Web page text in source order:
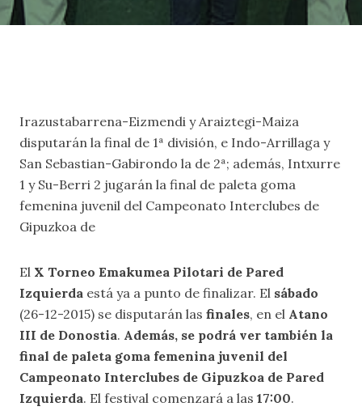
Irazustabarrena-Eizmendi y Araiztegi-Maiza
disputarán la final de 1ª división, e Indo-Arrillaga y
San Sebastian-Gabirondo la de 2ª; además, Intxurre
1 y Su-Berri 2 jugarán la final de paleta goma
femenina juvenil del Campeonato Interclubes de
Gipuzkoa de
El X Torneo Emakumea Pilotari de Pared
Izquierda está ya a punto de finalizar. El sábado
(26-12-2015) se disputarán las finales, en el Atano
III de Donostia. Además, se podrá ver también la
final de paleta goma femenina juvenil del
Campeonato Interclubes de Gipuzkoa de Pared
Izquierda. El festival comenzará a las 17:00.